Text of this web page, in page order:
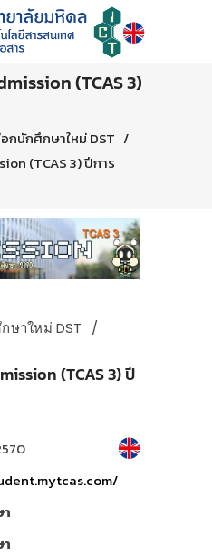
(TCAS 3)
กนักศึกษาใหม่ DST /
(TCAS 3) ปีการ
ษาใหม่ DST
(TCAS 3) ปี